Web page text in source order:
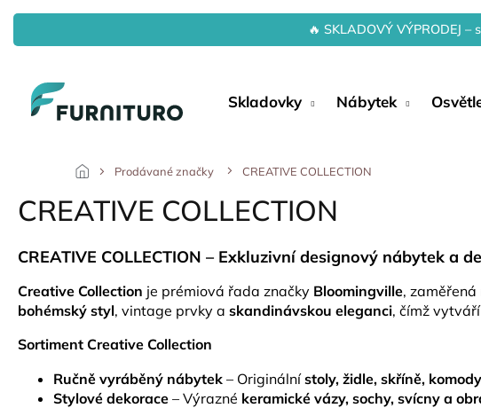
Přejít
obsah
🔥 SKLADOVÝ VÝPRODEJ
Skladovky Nábytek
Prodávané značky CREATIVE COLLECTION
CREATIVE COLLECTION
CREATIVE COLLECTION – Exkluzivní designový nábytek a
Creative Collection je prémiová řada značky Bloomingville, zaměřená
bohémský styl, vintage prvky a skandinávskou eleganci, čímž
Sortiment Creative Collection
Ručně vyráběný nábytek – Originálnístoly, židle, skříně,
Stylové dekorace – Výrazné keramické vázy, sochy, svícny a